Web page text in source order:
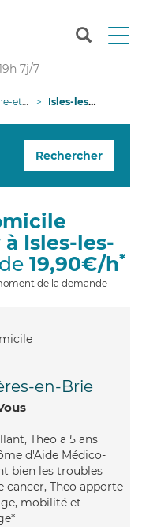
T
n
g
o
n
7j/7
Marne Isles-les-Meldeuses
Rechercher
à Isles-les-
19,90€/h*
de la demande
en-Brie
Theo a 5 ans
d'Aide Médico-
bien les troubles
cancer, Theo apporte
mobilité et